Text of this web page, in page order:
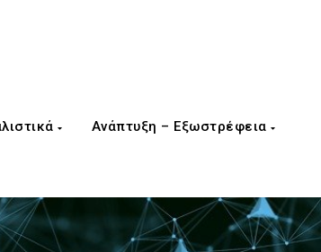
Ανάπτυξη – Εξωστρέφεια